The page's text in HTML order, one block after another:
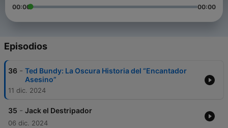
00:00 00:00
Episodios
36 - Ted Bundy: La Oscura Historia del “Encantador
Asesino”
11 dic. 2024
35 - Jack el Destripador
06 dic. 2024